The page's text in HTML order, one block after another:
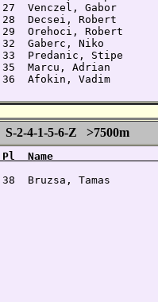
27  Venczel, Gabor
28  Decsei, Robert
29  Orehoci, Robert
32  Gaberc, Niko
33  Predanic, Stipe
35  Marcu, Adrian
36  Afokin, Vadim
2-4-1-5-6-Z >7500m
Pl  Name
38  Bruzsa, Tamas